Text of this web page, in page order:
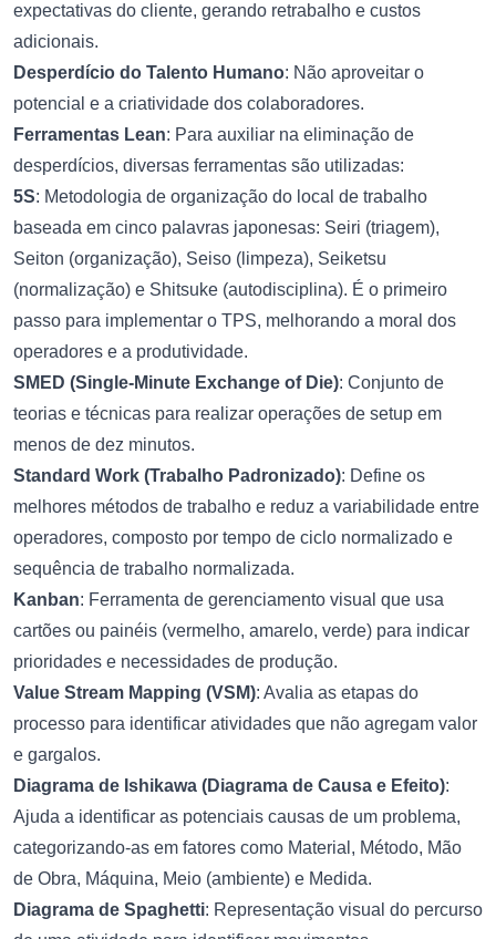
expectativas do cliente, gerando retrabalho e custos
adicionais.
Desperdício do Talento Humano: Não aproveitar o
potencial e a criatividade dos colaboradores.
Ferramentas Lean: Para auxiliar na eliminação de
desperdícios, diversas ferramentas são utilizadas:
5S: Metodologia de organização do local de trabalho
baseada em cinco palavras japonesas: Seiri (triagem),
Seiton (organização), Seiso (limpeza), Seiketsu
(normalização) e Shitsuke (autodisciplina). É o primeiro
passo para implementar o TPS, melhorando a moral dos
operadores e a produtividade.
SMED (Single-Minute Exchange of Die): Conjunto de
teorias e técnicas para realizar operações de setup em
menos de dez minutos.
Standard Work (Trabalho Padronizado): Define os
melhores métodos de trabalho e reduz a variabilidade entre
operadores, composto por tempo de ciclo normalizado e
sequência de trabalho normalizada.
Kanban: Ferramenta de gerenciamento visual que usa
cartões ou painéis (vermelho, amarelo, verde) para indicar
prioridades e necessidades de produção.
Value Stream Mapping (VSM): Avalia as etapas do
processo para identificar atividades que não agregam valor
e gargalos.
Diagrama de Ishikawa (Diagrama de Causa e Efeito):
Ajuda a identificar as potenciais causas de um problema,
categorizando-as em fatores como Material, Método, Mão
de Obra, Máquina, Meio (ambiente) e Medida.
Diagrama de Spaghetti: Representação visual do percurso